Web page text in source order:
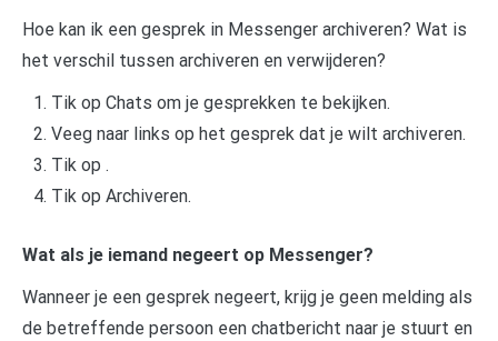
Hoe kan ik een gesprek in Messenger archiveren? Wat is
het verschil tussen archiveren en verwijderen?
Tik op Chats om je gesprekken te bekijken.
Veeg naar links op het gesprek dat je wilt archiveren.
Tik op .
Tik op Archiveren.
Wat als je iemand negeert op Messenger?
Wanneer je een gesprek negeert, krijg je geen melding als
de betreffende persoon een chatbericht naar je stuurt en